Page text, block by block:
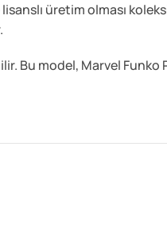
üretim olması
Bu model, Marvel Funko